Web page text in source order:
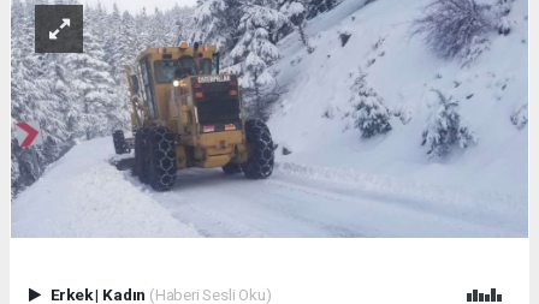
Erkek| Kadın (Haberi Sesli Oku)